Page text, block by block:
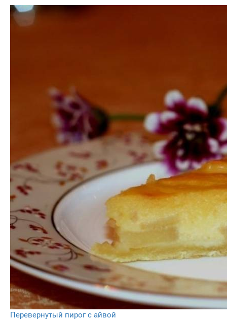
Перевернутый пирог с айвой